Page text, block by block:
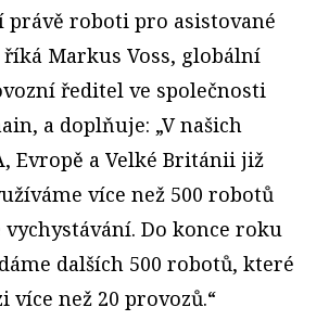
roboti pro asistované
říká Markus Voss, globální
ředitel ve společnosti
a doplňuje: „V našich
Evropě a Velké Británii již
více než 500 robotů
Do konce roku
dalších 500 robotů, které
více než 20 provozů.“